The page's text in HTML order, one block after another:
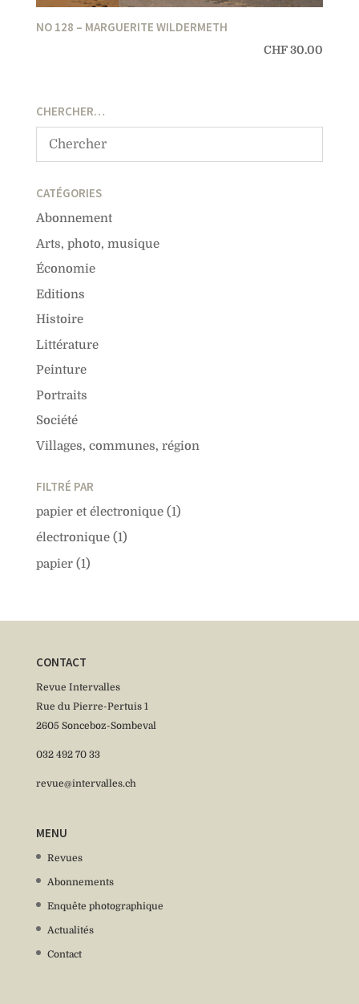
NO 128 – MARGUERITE WILDERMETH
CHF30.00
CHERCHER…
CATÉGORIES
Abonnement
Arts, photo, musique
Économie
Editions
Histoire
Littérature
Peinture
Portraits
Société
Villages, communes, région
FILTRÉ PAR
papier et électronique (1)
électronique (1)
papier (1)
CONTACT
Revue Intervalles
Rue du Pierre-Pertuis 1
2605 Sonceboz-Sombeval
032 492 70 33
revue@intervalles.ch
MENU
Revues
Abonnements
Enquête photographique
Actualités
Contact